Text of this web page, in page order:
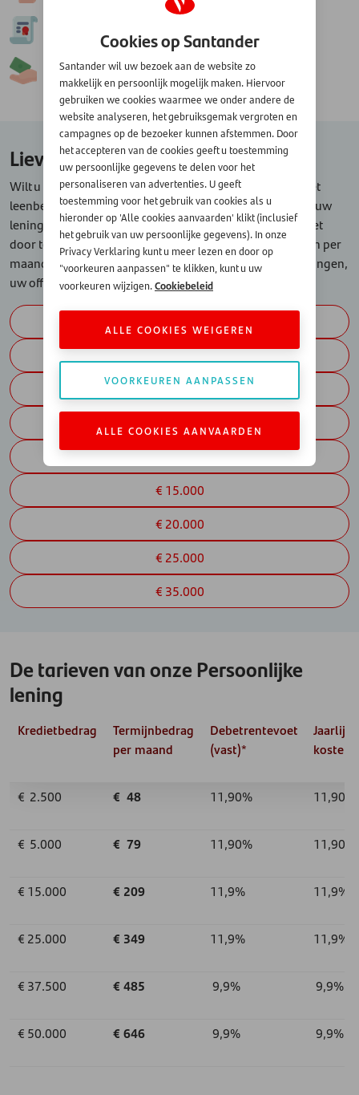
3.Geld ontvangen
Liever een ander bedrag lenen?
Wilt u meer of minder lenen dan € 12.000, klik dan op het
leenbedrag van uw keuze hieronder en bereken meteen uw
lening. Want welke plannen u ook heeft, maak ze concreet
door te berekenen of u dit bedrag kunt lenen en wat u dan per
maand gaat betalen. Vraag vrijblijvend, zonder verplichtingen,
uw offerte aan of bel ons op 030-6388042.
€ 2.500
€ 5.000
€ 10.000
€ 15.000
€ 20.000
€ 25.000
€ 35.000
De tarieven van onze Persoonlijke
lening
Kredietbedrag
Termijnbedrag
per maand
Debetrentevoet
(vast)*
€ 2.500 € 48 11,90% 11,90%
€ 5.000 € 79 11,90% 11,90%
€ 15.000 € 209 11,9% 11,9%
€ 25.000 € 349 11,9% 11,9%
€ 37.500 € 485 9,9% 9,9%
€ 50.000 € 646 9,9% 9,9%
Cookies op Santander
Santander wil uw bezoek aan de website zo
makkelijk en persoonlijk mogelijk maken. Hiervoor
gebruiken we cookies waarmee we onder andere de
website analyseren, het gebruiksgemak vergroten en
campagnes op de bezoeker kunnen afstemmen. Door
het accepteren van de cookies geeft u toestemming
uw persoonlijke gegevens te delen voor het
personaliseren van advertenties. U geeft
toestemming voor het gebruik van cookies als u
hieronder op 'Alle cookies aanvaarden' klikt (inclusief
het gebruik van uw persoonlijke gegevens). In onze
Privacy Verklaring kunt u meer lezen en door op
"voorkeuren aanpassen" te klikken, kunt u uw
voorkeuren wijzigen.Cookiebeleid
ALLE COOKIES WEIGEREN
VOORKEUREN AANPASSEN
ALLE COOKIES AANVAARDEN